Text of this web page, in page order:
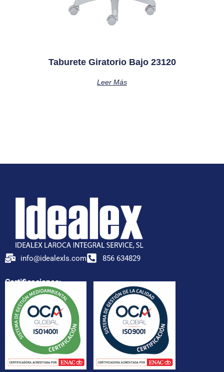
Taburete Giratorio Bajo 23120
Leer Más
info@idealexls.com 856 634829
Certificaciones: